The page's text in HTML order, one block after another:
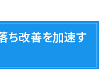
ち改善を加速す